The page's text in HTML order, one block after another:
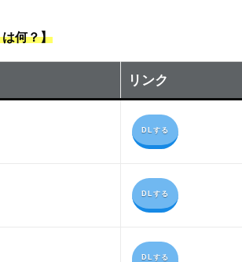
何？】
リンク
DLする
DLする
DLする